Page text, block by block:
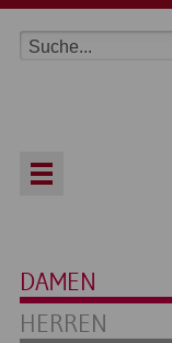
DAMEN
HERREN